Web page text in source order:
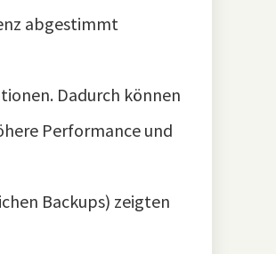
abgestimmt
Dadurch können
Performance und
Backups) zeigten